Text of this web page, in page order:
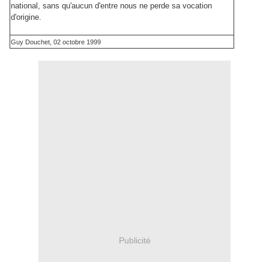
national, sans qu'aucun d'entre nous ne perde sa vocation
d'origine.
Guy Douchet, 02 octobre 1999
Publicité